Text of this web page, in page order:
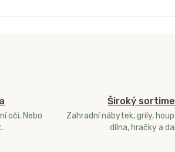
oči. Nebo
Široký
Zahradní nábytek, grily,
dílna, hračky a